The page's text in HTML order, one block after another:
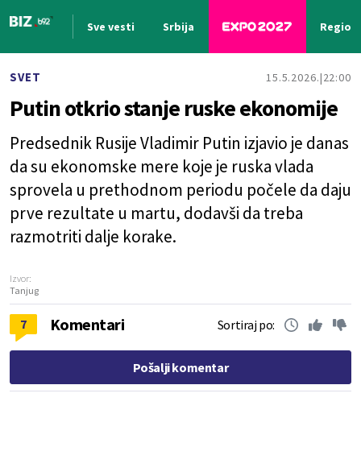
Sve vesti Srbija Region
SVET 15.5.2026. 22:00
Putin otkrio stanje ruske ekonomije
Predsednik Rusije Vladimir Putin izjavio je danas
da su ekonomske mere koje je ruska vlada
sprovela u prethodnom periodu počele da daju
prve rezultate u martu, dodavši da treba
razmotriti dalje korake.
Izvor:
Tanjug
7 Komentari Sortiraj po:
Pošalji komentar